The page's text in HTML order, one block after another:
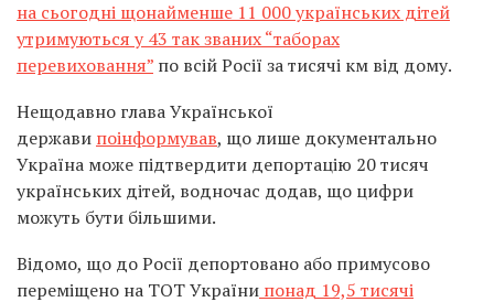
на сьогодні щонайменше 11 000 українських дітей
утримуються у 43 так званих “таборах
перевиховання” по всій Росії за тисячі км від дому.
Нещодавно глава Української
держави поінформував, що лише документально
Україна може підтвердити депортацію 20 тисяч
українських дітей, водночас додав, що цифри
можуть бути більшими.
Відомо, що до Росії депортовано або примусово
переміщено на ТОТ України понад 19,5 тисячі